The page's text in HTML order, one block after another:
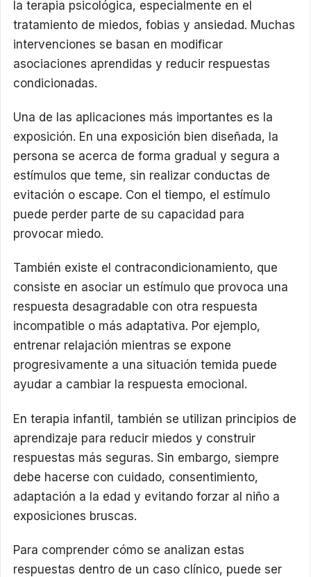
la terapia psicológica, especialmente en el
tratamiento de miedos, fobias y ansiedad. Muchas
intervenciones se basan en modificar
asociaciones aprendidas y reducir respuestas
condicionadas.
Una de las aplicaciones más importantes es la
exposición. En una exposición bien diseñada, la
persona se acerca de forma gradual y segura a
estímulos que teme, sin realizar conductas de
evitación o escape. Con el tiempo, el estímulo
puede perder parte de su capacidad para
provocar miedo.
También existe el contracondicionamiento, que
consiste en asociar un estímulo que provoca una
respuesta desagradable con otra respuesta
incompatible o más adaptativa. Por ejemplo,
entrenar relajación mientras se expone
progresivamente a una situación temida puede
ayudar a cambiar la respuesta emocional.
En terapia infantil, también se utilizan principios de
aprendizaje para reducir miedos y construir
respuestas más seguras. Sin embargo, siempre
debe hacerse con cuidado, consentimiento,
adaptación a la edad y evitando forzar al niño a
exposiciones bruscas.
Para comprender cómo se analizan estas
respuestas dentro de un caso clínico, puede ser